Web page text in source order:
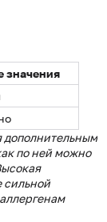
значения
дополнительным
по ней можно
сильной